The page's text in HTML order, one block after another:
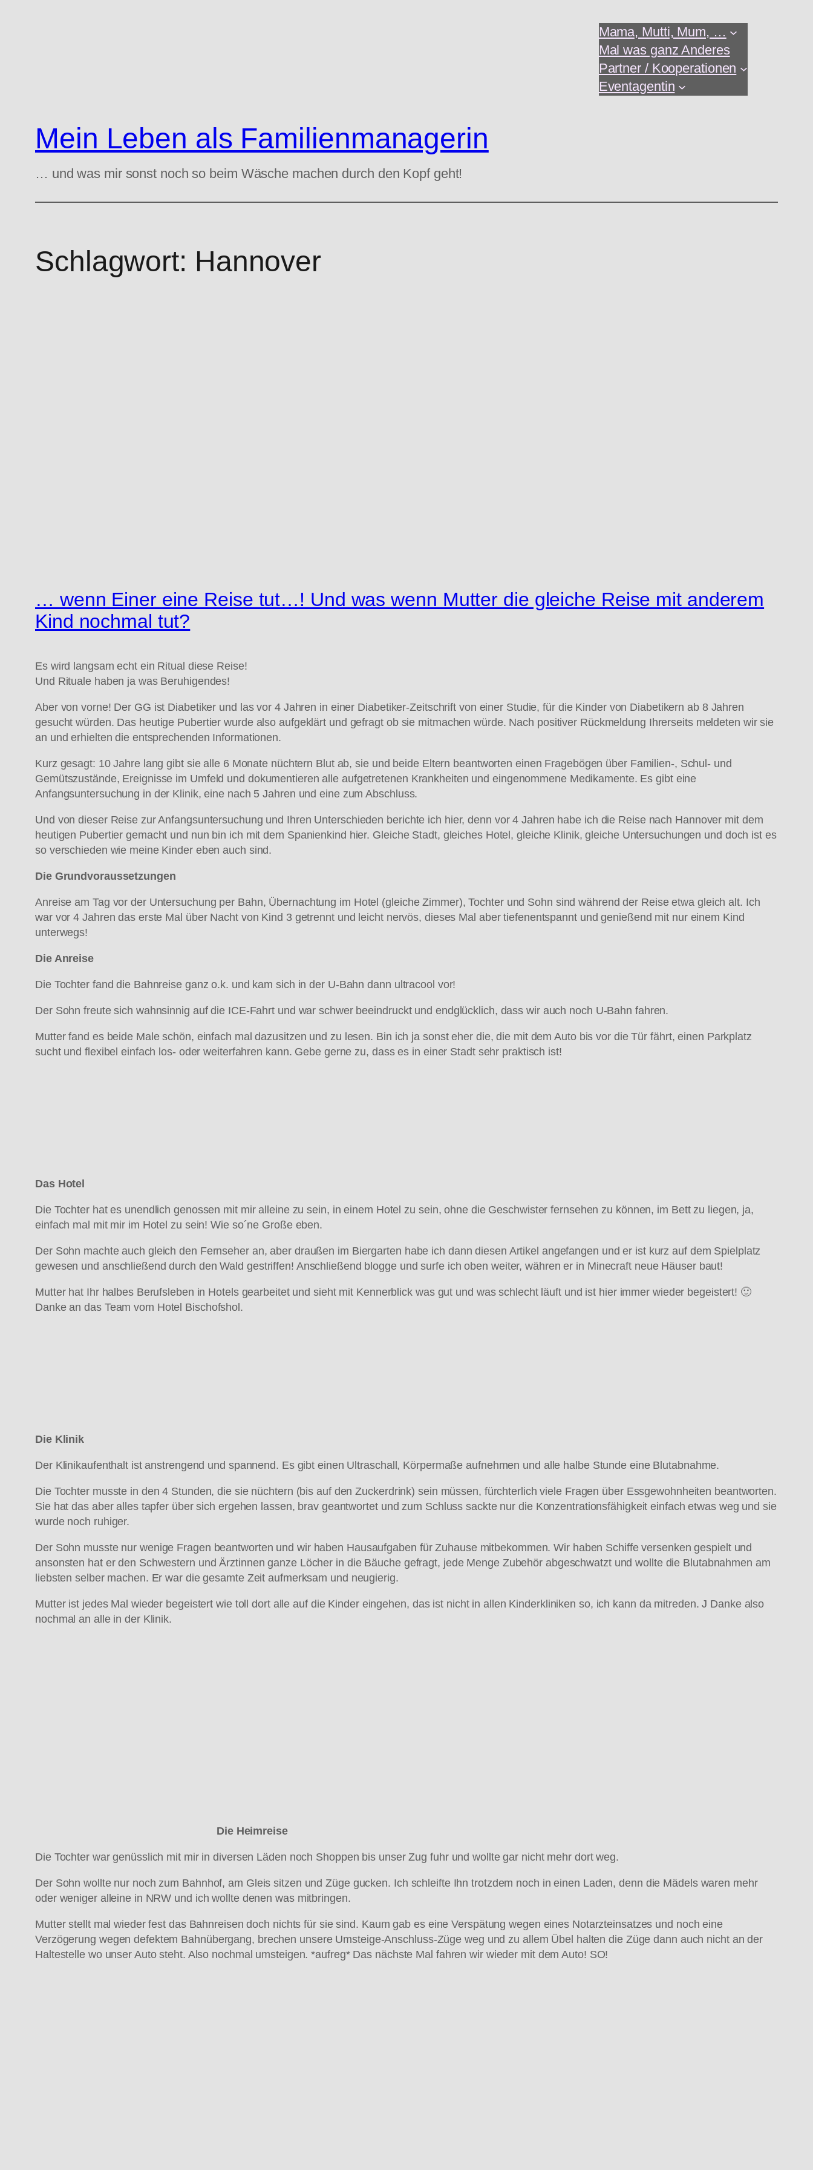
Mein Leben als Familienmanagerin
… und was mir sonst noch so beim Wäsche machen durch den Kopf geht!
Mama, Mutti, Mum, …
Mal was ganz Anderes
Partner / Kooperationen
Eventagentin
Schlagwort: Hannover
… wenn Einer eine Reise tut…! Und was wenn Mutter die gleiche Reise mit anderem
Kind nochmal tut?
Es wird langsam echt ein Ritual diese Reise!
Und Rituale haben ja was Beruhigendes!
Aber von vorne! Der GG ist Diabetiker und las vor 4 Jahren in einer Diabetiker-Zeitschrift von einer Studie, für die Kinder von Diabetikern ab 8 Jahren
gesucht würden. Das heutige Pubertier wurde also aufgeklärt und gefragt ob sie mitmachen würde. Nach positiver Rückmeldung Ihrerseits meldeten wir sie
an und erhielten die entsprechenden Informationen.
Kurz gesagt: 10 Jahre lang gibt sie alle 6 Monate nüchtern Blut ab, sie und beide Eltern beantworten einen Fragebögen über Familien-, Schul- und
Gemütszustände, Ereignisse im Umfeld und dokumentieren alle aufgetretenen Krankheiten und eingenommene Medikamente. Es gibt eine
Anfangsuntersuchung in der Klinik, eine nach 5 Jahren und eine zum Abschluss.
Und von dieser Reise zur Anfangsuntersuchung und Ihren Unterschieden berichte ich hier, denn vor 4 Jahren habe ich die Reise nach Hannover mit dem
heutigen Pubertier gemacht und nun bin ich mit dem Spanienkind hier. Gleiche Stadt, gleiches Hotel, gleiche Klinik, gleiche Untersuchungen und doch ist es
so verschieden wie meine Kinder eben auch sind.
Die Grundvoraussetzungen
Anreise am Tag vor der Untersuchung per Bahn, Übernachtung im Hotel (gleiche Zimmer), Tochter und Sohn sind während der Reise etwa gleich alt. Ich
war vor 4 Jahren das erste Mal über Nacht von Kind 3 getrennt und leicht nervös, dieses Mal aber tiefenentspannt und genießend mit nur einem Kind
unterwegs!
Die Anreise
Die Tochter fand die Bahnreise ganz o.k. und kam sich in der U-Bahn dann ultracool vor!
Der Sohn freute sich wahnsinnig auf die ICE-Fahrt und war schwer beeindruckt und endglücklich, dass wir auch noch U-Bahn fahren.
Mutter fand es beide Male schön, einfach mal dazusitzen und zu lesen. Bin ich ja sonst eher die, die mit dem Auto bis vor die Tür fährt, einen Parkplatz
sucht und flexibel einfach los- oder weiterfahren kann. Gebe gerne zu, dass es in einer Stadt sehr praktisch ist!
Das Hotel
Die Tochter hat es unendlich genossen mit mir alleine zu sein, in einem Hotel zu sein, ohne die Geschwister fernsehen zu können, im Bett zu liegen, ja,
einfach mal mit mir im Hotel zu sein! Wie so´ne Große eben.
Der Sohn machte auch gleich den Fernseher an, aber draußen im Biergarten habe ich dann diesen Artikel angefangen und er ist kurz auf dem Spielplatz
gewesen und anschließend durch den Wald gestriffen! Anschließend blogge und surfe ich oben weiter, währen er in Minecraft neue Häuser baut!
Mutter hat Ihr halbes Berufsleben in Hotels gearbeitet und sieht mit Kennerblick was gut und was schlecht läuft und ist hier immer wieder begeistert! 🙂
Danke an das Team vom Hotel Bischofshol.
Die Klinik
Der Klinikaufenthalt ist anstrengend und spannend. Es gibt einen Ultraschall, Körpermaße aufnehmen und alle halbe Stunde eine Blutabnahme.
Die Tochter musste in den 4 Stunden, die sie nüchtern (bis auf den Zuckerdrink) sein müssen, fürchterlich viele Fragen über Essgewohnheiten beantworten.
Sie hat das aber alles tapfer über sich ergehen lassen, brav geantwortet und zum Schluss sackte nur die Konzentrationsfähigkeit einfach etwas weg und sie
wurde noch ruhiger.
Der Sohn musste nur wenige Fragen beantworten und wir haben Hausaufgaben für Zuhause mitbekommen. Wir haben Schiffe versenken gespielt und
ansonsten hat er den Schwestern und Ärztinnen ganze Löcher in die Bäuche gefragt, jede Menge Zubehör abgeschwatzt und wollte die Blutabnahmen am
liebsten selber machen. Er war die gesamte Zeit aufmerksam und neugierig.
Mutter ist jedes Mal wieder begeistert wie toll dort alle auf die Kinder eingehen, das ist nicht in allen Kinderkliniken so, ich kann da mitreden. J Danke also
nochmal an alle in der Klinik.
Die Heimreise
Die Tochter war genüsslich mit mir in diversen Läden noch Shoppen bis unser Zug fuhr und wollte gar nicht mehr dort weg.
Der Sohn wollte nur noch zum Bahnhof, am Gleis sitzen und Züge gucken. Ich schleifte Ihn trotzdem noch in einen Laden, denn die Mädels waren mehr
oder weniger alleine in NRW und ich wollte denen was mitbringen.
Mutter stellt mal wieder fest das Bahnreisen doch nichts für sie sind. Kaum gab es eine Verspätung wegen eines Notarzteinsatzes und noch eine
Verzögerung wegen defektem Bahnübergang, brechen unsere Umsteige-Anschluss-Züge weg und zu allem Übel halten die Züge dann auch nicht an der
Haltestelle wo unser Auto steht. Also nochmal umsteigen. *aufreg* Das nächste Mal fahren wir wieder mit dem Auto! SO!